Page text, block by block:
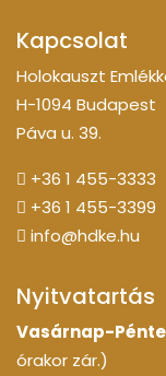
Kapcsolat
Holokauszt
H-1094 Budapest
Páva u. 39.
+36 1 455-3333
+36 1 455-3399
info@hdke.hu
Nyitvatartás
Vasárnap-
órakor zár.)